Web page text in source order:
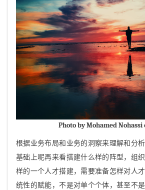
Photo by Mohamed Nohassi
根据业务布局和业务的洞察来理解和分
基础上呢再来看搭建什么样的阵型，组
样的一个人才搭建，需要准备怎样对人
统性的赋能，不是对单个个体，甚至不